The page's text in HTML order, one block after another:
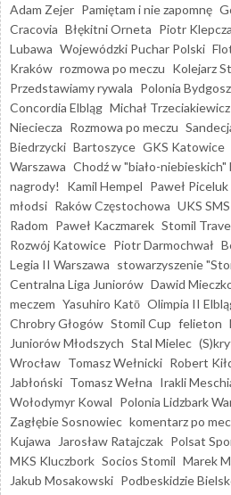
Adam Zejer Pamiętam i nie zapomnę
Cracovia Błękitni Orneta Piotr
Lubawa Wojewódzki Puchar Polski
Kraków rozmowa po meczu Kolejarz
Przedstawiamy rywala Polonia
Concordia Elbląg Michał Trzeciakiewicz
Nieciecza Rozmowa po meczu
Biedrzycki Bartoszyce GKS Katowice
Warszawa Chodź w "biało-
nagrody!
Kamil Hempel Paweł Piceluk
młodsi Raków Częstochowa UKS
Radom Paweł Kaczmarek Stomil
Rozwój Katowice Piotr Darmochwał
Legia II Warszawa stowarzyszenie
Centralna Liga Juniorów Dawid
meczem Yasuhiro Katō Olimpia II
Chrobry Głogów Stomil Cup felieton
Juniorów Młodszych Stal Mielec
Wrocław Tomasz Wełnicki Robert
Jabłoński Tomasz Wełna Irakli
Wołodymyr Kowal Polonia Lidzbark
Zagłębie Sosnowiec komentarz po
Kujawa
Jarosław Ratajczak Polsat
MKS Kluczbork Socios Stomil Marek
Jakub Mosakowski Podbeskidzie